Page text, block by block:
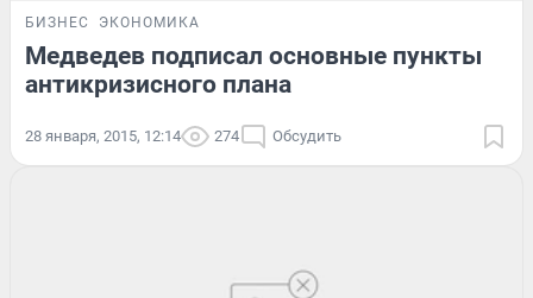
БИЗНЕС ЭКОНОМИКА
Медведев подписал основные пункты
антикризисного плана
28 января, 2015, 12:14 274 Обсудить